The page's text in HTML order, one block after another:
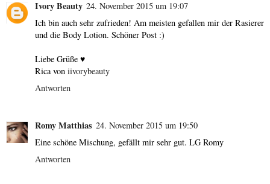
Ivory Beauty 24. November 2015 um 19:07
Ich bin auch sehr zufrieden! Am meisten gefallen mir der Rasierer
und die Body Lotion. Schöner Post :)
Liebe Grüße ♥
Rica von iivorybeauty
Antworten
Romy Matthias 24. November 2015 um 19:50
Eine schöne Mischung, gefällt mir sehr gut. LG Romy
Antworten